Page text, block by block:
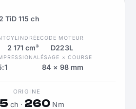
TiD 115 ch
CYLINDRÉE
2 171 cm³
CODE MOTEUR
D223L
ALÉSAGE × COURSE
84 × 98 mm
ORIGINE
ch · 260 Nm